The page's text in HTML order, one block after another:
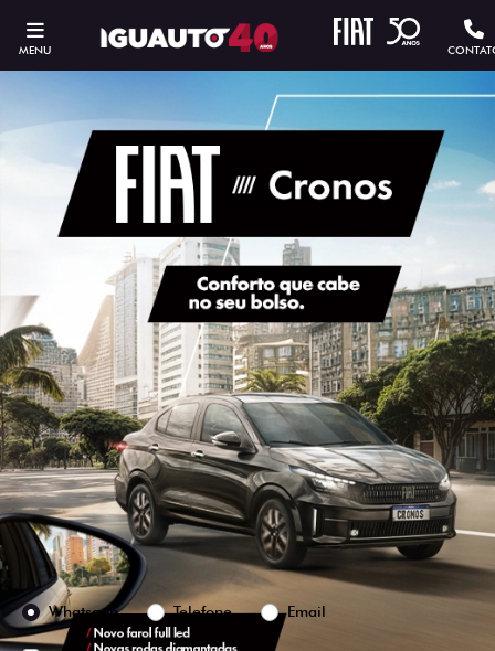
MENU
ESTOU INTERESSADO
Versão escolhida
Preferência de contato:
Whatsapp
Telefone Email